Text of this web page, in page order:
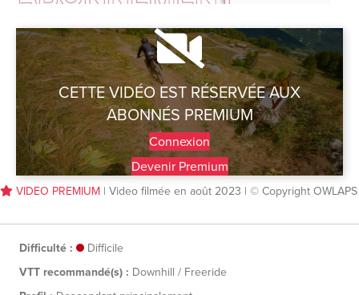
CETTE VIDÉO EST RÉSERVÉE AUX
ABONNÉS PREMIUM
Connexion
Devenir Premium
VIDEO PREMIUM | Video filmée en août 2023 | © Copyright OWLAPS
Difficulté :
Difficile
VTT recommandé(s) : Downhill / Freeride